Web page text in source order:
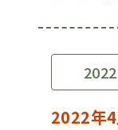
2022
2022年